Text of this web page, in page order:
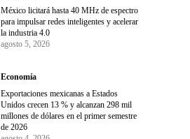
México licitará hasta 40 MHz de espectro
para impulsar redes inteligentes y acelerar
la industria 4.0
agosto 5, 2026
Economía
Exportaciones mexicanas a Estados
Unidos crecen 13 % y alcanzan 298 mil
millones de dólares en el primer semestre
de 2026